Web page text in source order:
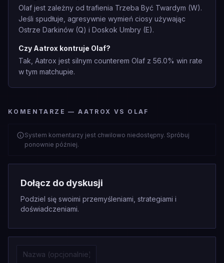
Olaf jest zależny od trafienia Trzeba Być Twardym (W).
Jeśli spudłuje, agresywnie wymień ciosy używając
Ostrze Darkinów (Q) i Doskok Umbry (E).
Czy Aatrox kontruje Olaf?
Tak, Aatrox jest silnym counterem Olaf z 56.0% win rate
w tym matchupie.
KOMENTARZE — AATROX VS OLAF
System komentarzy jest chwilowo niedostępny. Spróbuj
ponownie później.
Dołącz do dyskusji
Podziel się swoimi przemyśleniami, strategiami i
doświadczeniami.